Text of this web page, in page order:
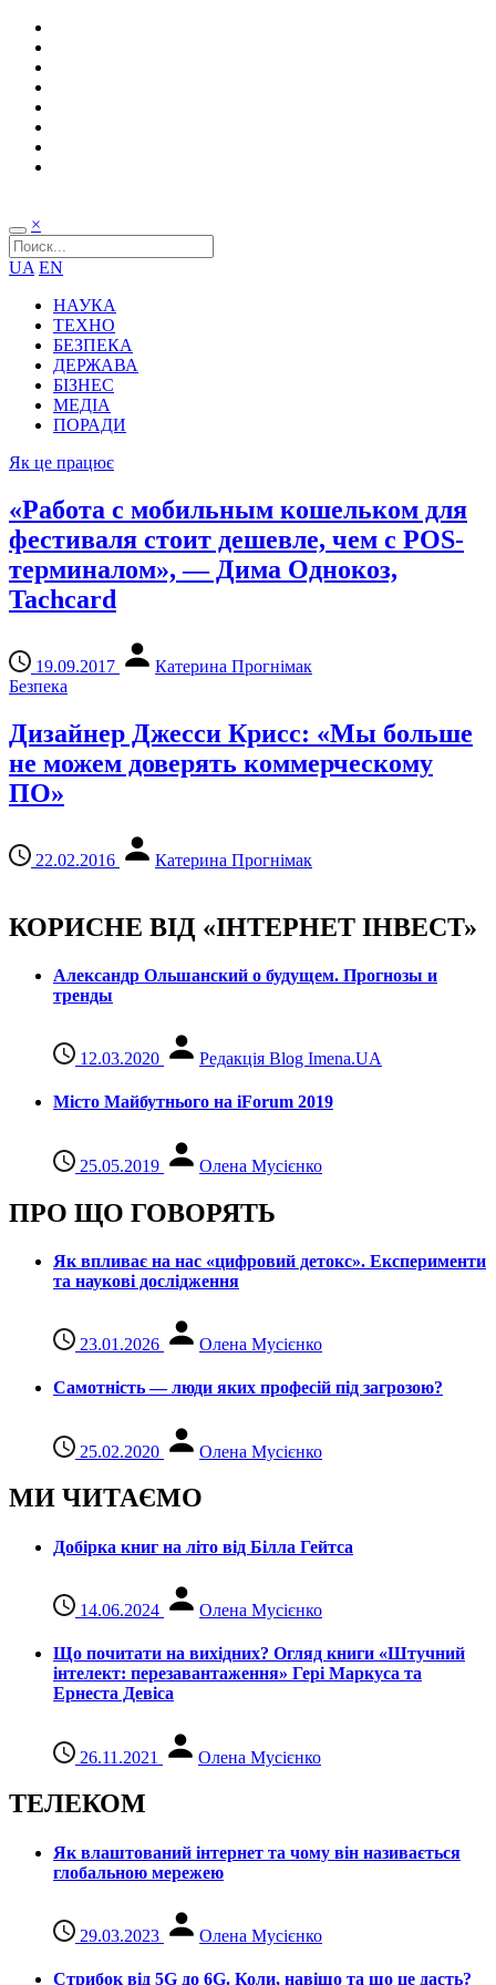
×
UA EN
НАУКА
ТЕХНО
БЕЗПЕКА
ДЕРЖАВА
БІЗНЕС
МЕДІА
ПОРАДИ
Як це працює
«Работа с мобильным кошельком для
фестиваля стоит дешевле, чем с POS-
терминалом», — Дима Однокоз,
Tachcard
19.09.2017
Катерина Прогнімак
Безпека
Дизайнер Джесси Крисс: «Мы больше
не можем доверять коммерческому
ПО»
22.02.2016 Катерина Прогнімак
КОРИСНЕ ВІД «ІНТЕРНЕТ ІНВЕСТ»
Александр Ольшанский о будущем. Прогнозы и
тренды
12.03.2020 Редакція Blog Imena.UA
Місто Майбутнього на iForum 2019
25.05.2019 Олена Мусієнко
ПРО ЩО ГОВОРЯТЬ
Як впливає на нас «цифровий детокс». Експерименти
та наукові дослідження
23.01.2026 Олена Мусієнко
Самотність — люди яких професій під загрозою?
25.02.2020 Олена Мусієнко
МИ ЧИТАЄМО
Добірка книг на літо від Білла Гейтса
14.06.2024 Олена Мусієнко
Що почитати на вихідних? Огляд книги «Штучний
інтелект: перезавантаження» Гері Маркуса та
Ернеста Девіса
26.11.2021 Олена Мусієнко
ТЕЛЕКОМ
Як влаштований інтернет та чому він називається
глобальною мережею
29.03.2023 Олена Мусієнко
Стрибок від 5G до 6G. Коли, навіщо та що це даcть?